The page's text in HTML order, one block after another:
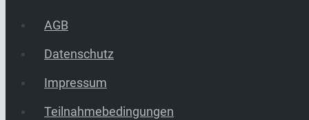
AGB
Datenschutz
Impressum
Teilnahmebedingungen